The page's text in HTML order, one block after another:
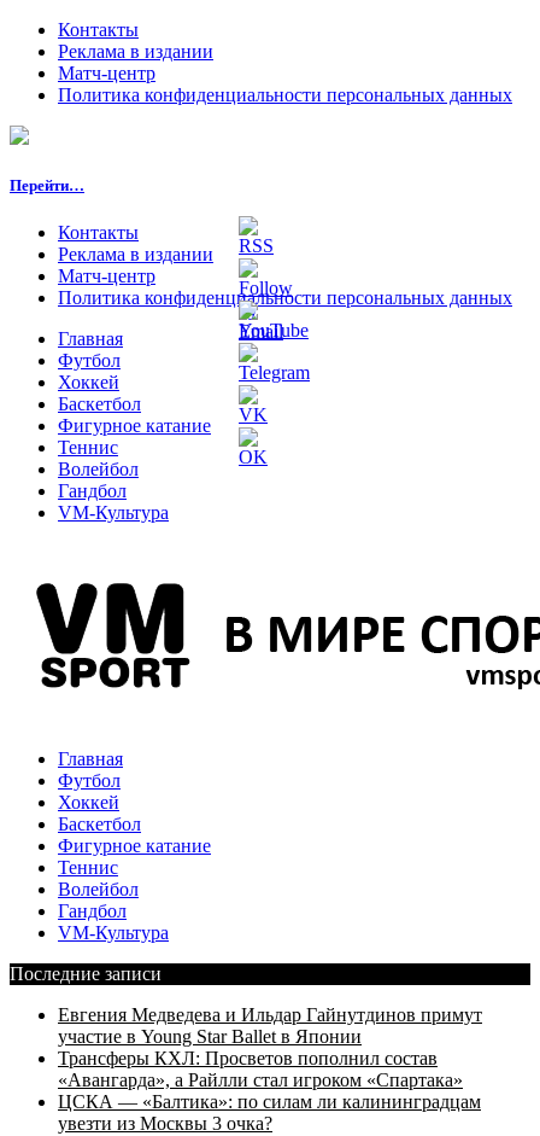
Контакты
Реклама в издании
Матч-центр
Политика конфиденциальности персональных данных
Перейти…
Контакты
Реклама в издании
Матч-центр
Политика конфиденциальности персональных данных
Главная
Футбол
Хоккей
Баскетбол
Фигурное катание
Теннис
Волейбол
Гандбол
VM-Культура
Главная
Футбол
Хоккей
Баскетбол
Фигурное катание
Теннис
Волейбол
Гандбол
VM-Культура
Последние записи
Евгения Медведева и Ильдар Гайнутдинов примут
участие в Young Star Ballet в Японии
Трансферы КХЛ: Просветов пополнил состав
«Авангарда», а Райлли стал игроком «Спартака»
ЦСКА — «Балтика»: по силам ли калининградцам
увезти из Москвы 3 очка?